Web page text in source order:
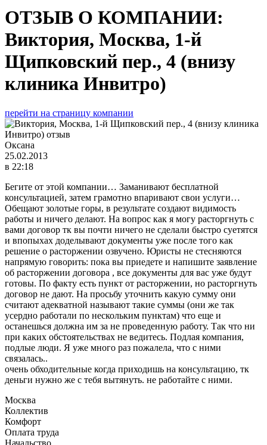
ОТЗЫВ О КОМПАНИИ:
Виктория, Москва, 1-й
Щипковский пер., 4 (внизу
клиника Инвитро)
перейти на страницу компании
Оксана
25.02.2013
в 22:18
Бегите от этой компании… Заманивают бесплатной
консультацией, затем грамотно впаривают свои услуги…
Обещают золотые горы, в результате создают видимость
работы и ничего делают. На вопрос как я могу расторгнуть с
вами договор тк вы почти ничего не сделали быстро суетятся
и впопыхах доделывают документы уже после того как
решение о расторжении озвучено. Юристы не стесняются
напрямую говорить: пока вы приедете и напишите заявление
об расторжении договора , все документы для вас уже будут
готовы. По факту есть пункт от расторжении, но расторгнуть
договор не дают. На просьбу уточнить какую сумму они
считают адекватной называют такие суммы (они же так
усердно работали по нескольким пунктам) что еще и
останешься должна им за не проведенную работу. Так что ни
при каких обстоятельствах не ведитесь. Подлая компания,
подлые люди. Я уже много раз пожалела, что с ними
связалась..
очень обходительные когда приходишь на консультацию, тк
деньги нужно же с тебя вытянуть. не работайте с ними.
Москва
Коллектив
Комфорт
Оплата труда
Начальство